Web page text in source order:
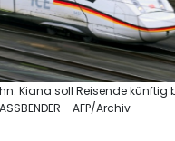
Kiana soll Reisende künftig
- AFP/Archiv